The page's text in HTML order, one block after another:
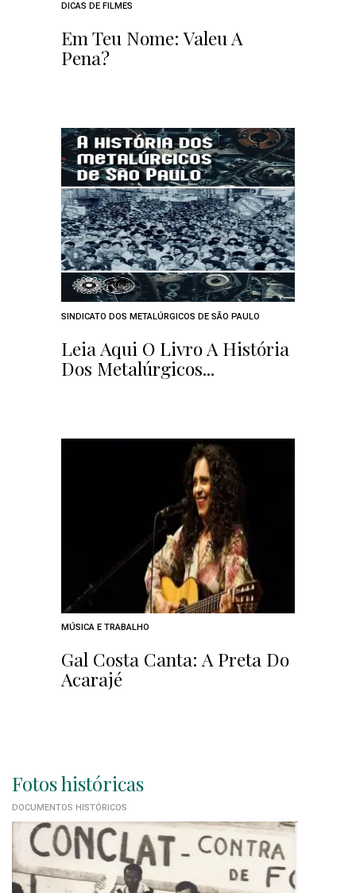
DICAS DE FILMES
Em Teu Nome: Valeu A
Pena?
SINDICATO DOS METALÚRGICOS DE SÃO PAULO
Leia Aqui O Livro A História
Dos Metalúrgicos...
MÚSICA E TRABALHO
Gal Costa Canta: A Preta Do
Acarajé
Fotos históricas
DOCUMENTOS HISTÓRICOS